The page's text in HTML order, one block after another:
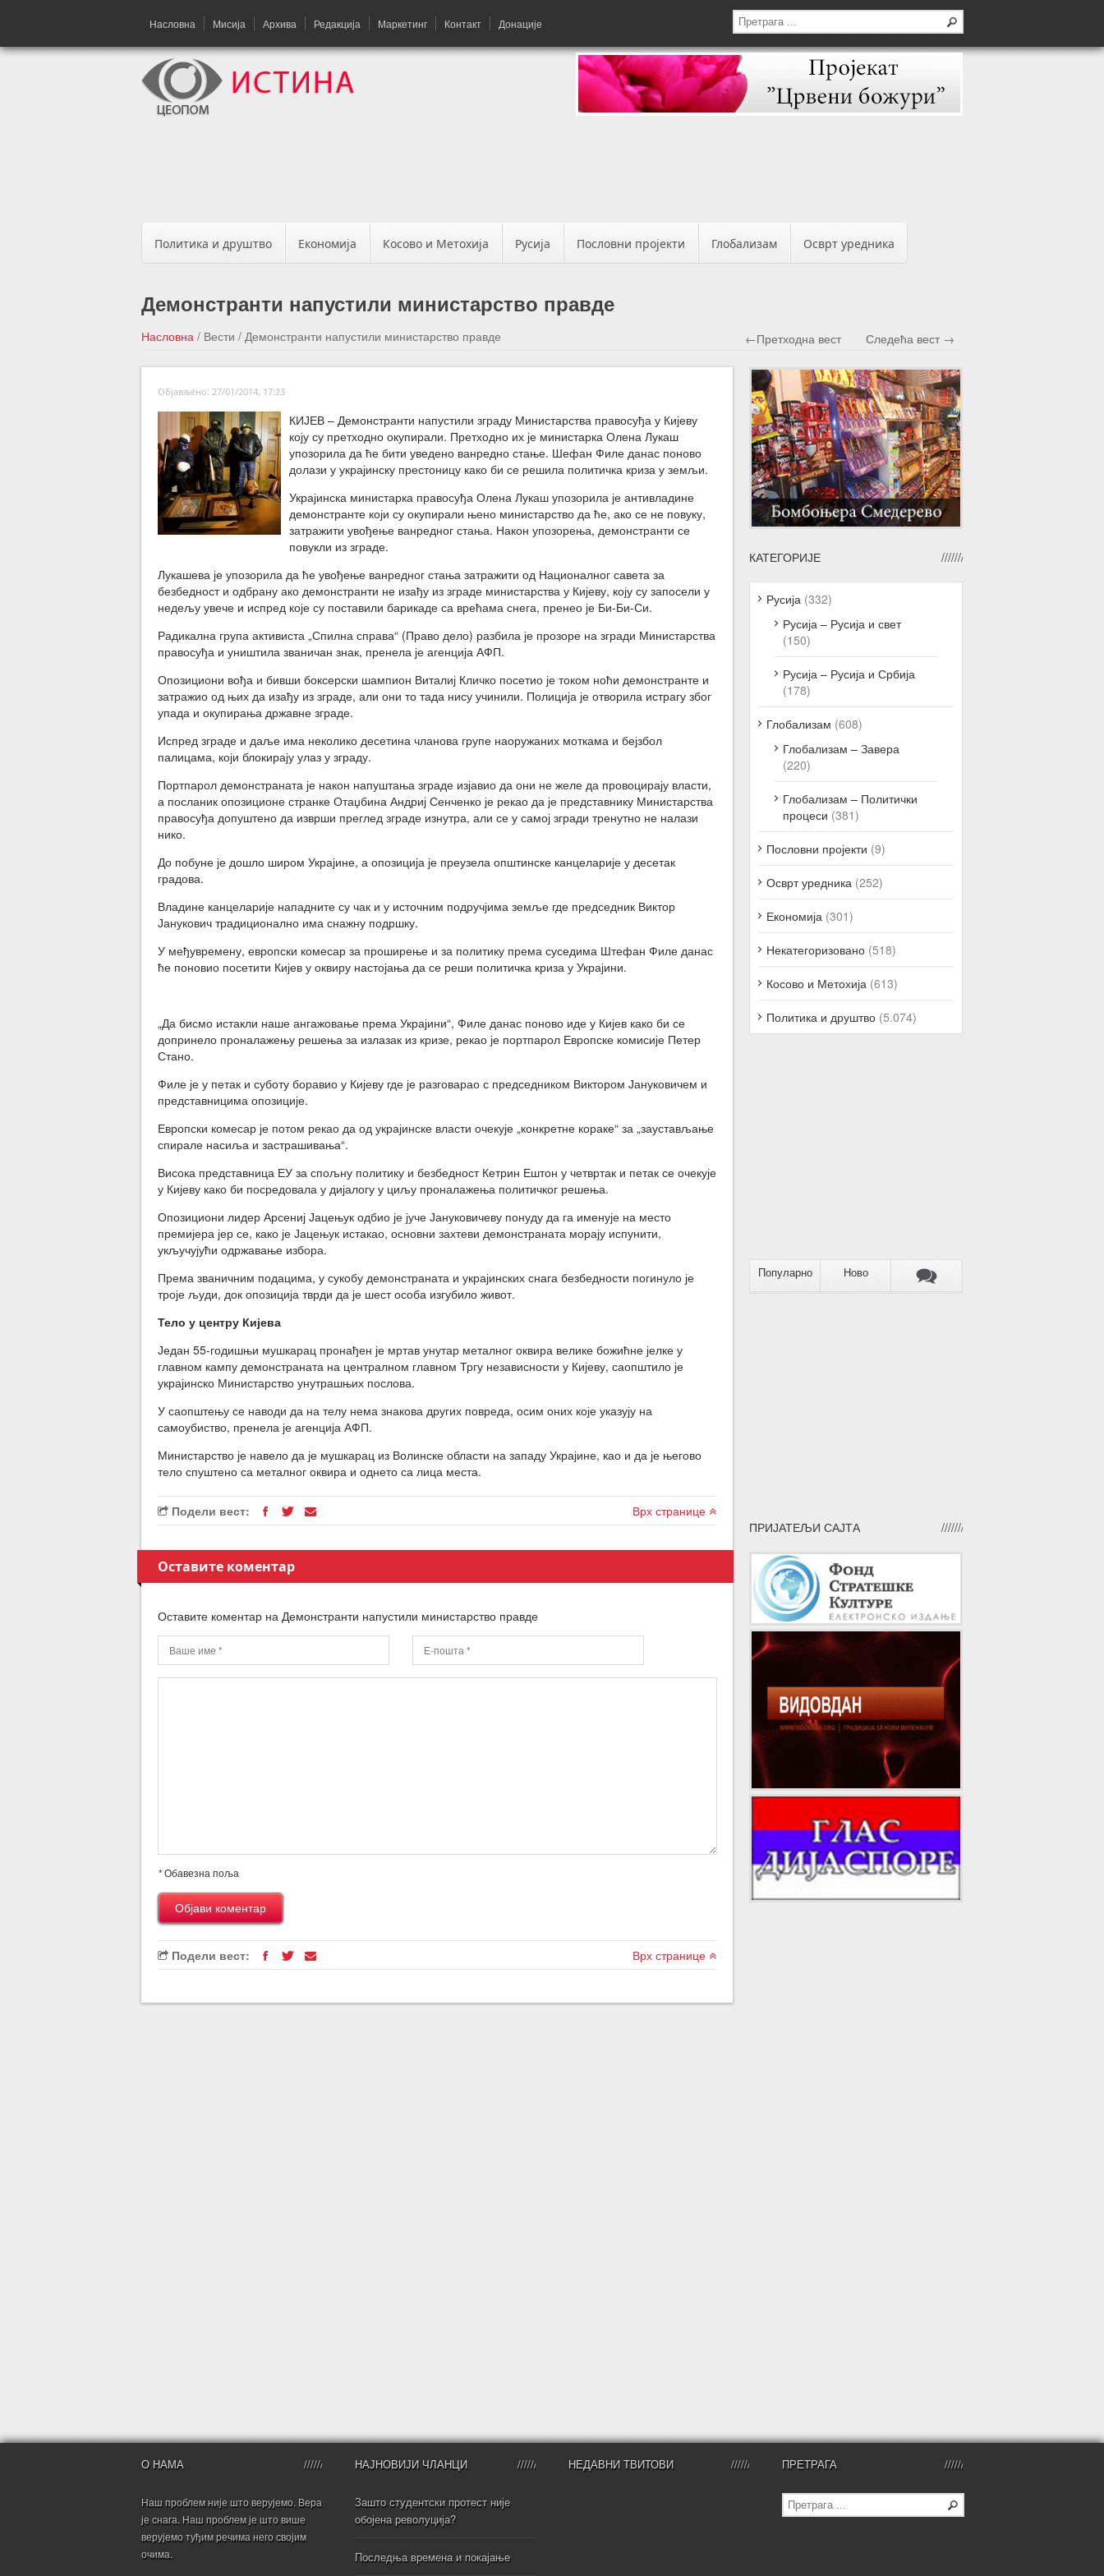
Насловна Мисија Архива Редакција Маркетинг Контакт Донације
Политика и друштво Економија Косово и Метохија Русија Пословни пројекти Глобализам Осврт уредника
Демонстранти напустили министарство правде
Насловна / Вести / Демонстранти напустили министарство правде ←Претходна вест Следећа вест →
Објављено: 27/01/2014, 17:23
КИЈЕВ – Демонстранти напустили зграду Министарства правосуђа у Кијеву
коју су претходно окупирали. Претходно их је министарка Олена Лукаш
упозорила да ће бити уведено ванредно стање. Шефан Филе данас поново
долази у украјинску престоницу како би се решила политичка криза у земљи.
Украјинска министарка правосуђа Олена Лукаш упозорила је антивладине
демонстранте који су окупирали њено министарство да ће, ако се не повуку,
затражити увођење ванредног стања. Након упозорења, демонстранти се
повукли из зграде.
Лукашева је упозорила да ће увођење ванредног стања затражити од Националног савета за
безбедност и одбрану ако демонстранти не изађу из зграде министарства у Кијеву, коју су запосели у
недељу увече и испред које су поставили барикаде са врећама снега, пренео је Би-Би-Си.
Радикална група активиста „Спилна справа“ (Право дело) разбила је прозоре на згради Министарства
правосуђа и уништила званичан знак, пренела је агенција АФП.
Опозициони вођа и бивши боксерски шампион Виталиј Кличко посетио је током ноћи демонстранте и
затражио од њих да изађу из зграде, али они то тада нису учинили. Полиција је отворила истрагу због
упада и окупирања државне зграде.
Испред зграде и даље има неколико десетина чланова групе наоружаних моткама и бејзбол
палицама, који блокирају улаз у зграду.
Портпарол демонстраната је након напуштања зграде изјавио да они не желе да провоцирају власти,
а посланик опозиционе странке Отаџбина Андриј Сенченко је рекао да је представнику Министарства
правосуђа допуштено да изврши преглед зграде изнутра, али се у самој згради тренутно не налази
нико.
До побуне је дошло широм Украјине, а опозиција је преузела општинске канцеларије у десетак
градова.
Владине канцеларије нападните су чак и у источним подручјима земље где председник Виктор
Јанукович традиционално има снажну подршку.
У међувремену, европски комесар за проширење и за политику према суседима Штефан Филе данас
ће поновио посетити Кијев у оквиру настојања да се реши политичка криза у Украјини.
„Да бисмо истакли наше ангажовање према Украјини“, Филе данас поново иде у Кијев како би се
допринело проналажењу решења за излазак из кризе, рекао је портпарол Европске комисије Петер
Стано.
Филе је у петак и суботу боравио у Кијеву где је разговарао с председником Виктором Јануковичем и
представницима опозиције.
Европски комесар је потом рекао да од украјинске власти очекује „конкретне кораке“ за „заустављање
спирале насиља и застрашивања“.
Висока представница ЕУ за спољну политику и безбедност Кетрин Ештон у четвртак и петак се очекује
у Кијеву како би посредовала у дијалогу у циљу проналажења политичког решења.
Опозициони лидер Арсениј Јацењук одбио је јуче Јануковичеву понуду да га именује на место
премијера јер се, како је Јацењук истакао, основни захтеви демонстраната морају испунити,
укључујући одржавање избора.
Према званичним подацима, у сукобу демонстраната и украјинских снага безбедности погинуло је
троје људи, док опозиција тврди да је шест особа изгубило живот.
Тело у центру Кијева
Један 55-годишњи мушкарац пронађен је мртав унутар металног оквира велике божићне јелке у
главном кампу демонстраната на централном главном Тргу независности у Кијеву, саопштило је
украјинско Министарство унутрашњих послова.
У саопштењу се наводи да на телу нема знакова других повреда, осим оних које указују на
самоубиство, пренела је агенција АФП.
Министарство је навело да је мушкарац из Волинске области на западу Украјине, као и да је његово
тело спуштено са металног оквира и однето са лица места.
Подели вест: Врх странице
Оставите коментар
Оставите коментар на Демонстранти напустили министарство правде
*Обавезна поља
Подели вест: Врх странице
КАТЕГОРИЈЕ
Русија (332)
Русија – Русија и свет
(150)
Русија – Русија и Србија
(178)
Глобализам (608)
Глобализам – Завера
(220)
Глобализам – Политички
процеси (381)
Пословни пројекти (9)
Осврт уредника (252)
Економија (301)
Некатегоризовано (518)
Косово и Метохија (613)
Политика и друштво (5.074)
Популарно Ново
ПРИЈАТЕЉИ САЈТА
О НАМА
Наш проблем није што верујемо. Вера
је снага. Наш проблем је што више
верујемо туђим речима него својим
очима.
НАЈНОВИЈИ ЧЛАНЦИ
Зашто студентски протест није
обојена револуција?
Последња времена и покајање
НЕДАВНИ ТВИТОВИ ПРЕТРАГА